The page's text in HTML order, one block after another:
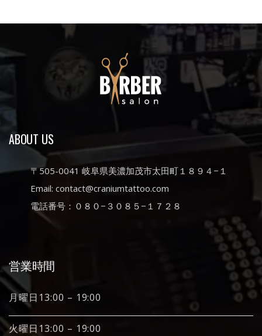
ABOUT US
〒505-0041 岐阜県美濃加茂市太田町１８９４−１
Email: contact@craniumtattoo.com
電話番号：０８０−３０８５−１７２８
営業時間
月曜日13:00 – 19:00
火曜日13:00 – 19:00